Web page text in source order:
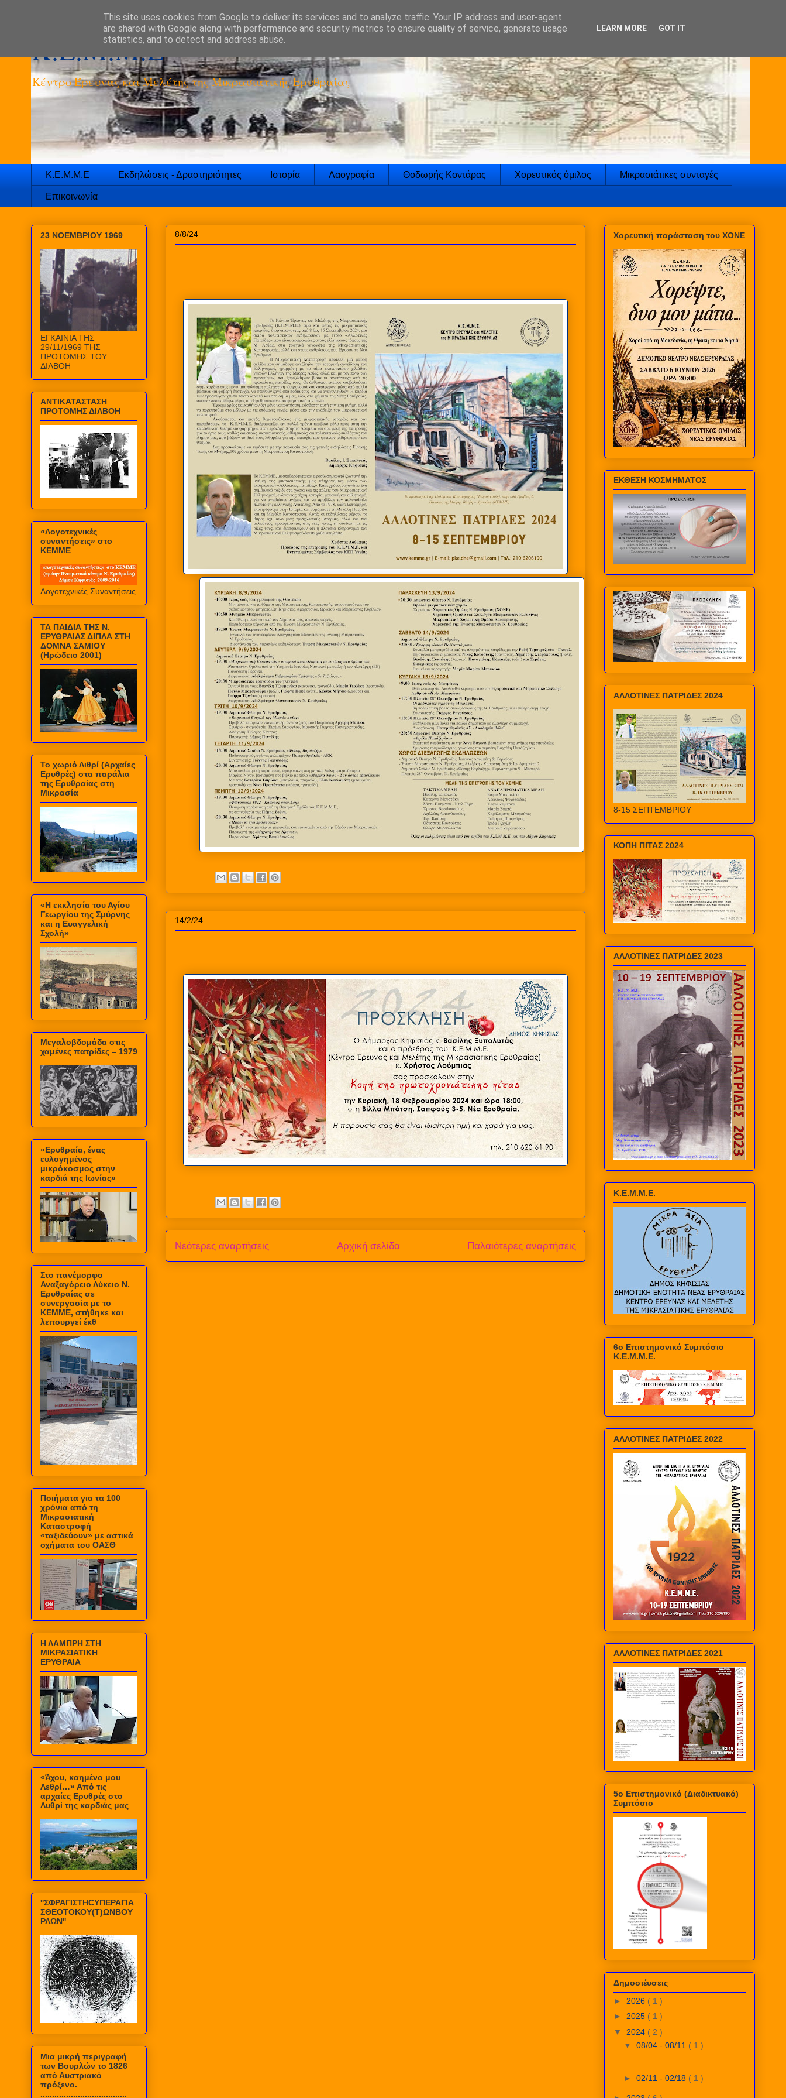
K.E.M.M.E
Κέντρο Έρευνας και Μελέτης της Μικρασιατικής Ερυθραίας
Κ.Ε.Μ.Μ.Ε Εκδηλώσεις - Δραστηριότητες Ιστορία Λαογραφία Θοδωρής Κοντάρας Χορευτικός όμιλος Μικρασιάτικες συνταγές
Επικοινωνία
8/8/24
14/2/24
Νεότερες αναρτήσεις Παλαιότερες αναρτήσεις
Αρχική σελίδα
23 ΝΟΕΜΒΡΙΟΥ 1969
ΕΓΚΑΙΝΙΑ ΤΗΣ
29/11/1969 ΤΗΣ
ΠΡΟΤΟΜΗΣ ΤΟΥ
ΔΙΛΒΟΗ
ΑΝΤΙΚΑΤΑΣΤΑΣΗ
ΠΡΟΤΟΜΗΣ ΔΙΛΒΟΗ
«Λογοτεχνικές
συναντήσεις» στο
ΚΕΜΜΕ
Λογοτεχνικές Συναντήσεις
ΤΑ ΠΑΙΔΙΑ ΤΗΣ Ν.
ΕΡΥΘΡΑΙΑΣ ΔΙΠΛΑ ΣΤΗ
ΔΟΜΝΑ ΣΑΜΙΟΥ
(Ηρώδειο 2001)
Το χωριό Λιθρί (Αρχαίες
Ερυθρές) στα παράλια
της Ερυθραίας στη
Μικρασία
«Η εκκλησία του Αγίου
Γεωργίου της Σμύρνης
και η Ευαγγελική
Σχολή»
Μεγαλοβδομάδα στις
χαμένες πατρίδες – 1979
«Ερυθραία, ένας
ευλογημένος
μικρόκοσμος στην
καρδιά της Ιωνίας»
Στο πανέμορφο
Αναξαγόρειο Λύκειο Ν.
Ερυθραίας σε
συνεργασία με το
ΚΕΜΜΕ, στήθηκε και
λειτουργεί έκθ
Ποιήματα για τα 100
χρόνια από τη
Μικρασιατική
Καταστροφή
«ταξιδεύουν» με αστικά
οχήματα του ΟΑΣΘ
Η ΛΑΜΠΡΗ ΣΤΗ
ΜΙΚΡΑΣΙΑΤΙΚΗ
ΕΡΥΘΡΑΙΑ
«Άχου, καημένο μου
Λεθρί…» Από τις
αρχαίες Ερυθρές στο
Λυθρί της καρδιάς μας
''ΣΦΡΑΓΙΣΤΗCΥΠΕΡΑΓΙΑ
ΣΘΕΟΤΟΚΟΥ(Τ)ΩΝΒΟΥ
ΡΛΩΝ''
Mια μικρή περιγραφή
των Βουρλών το 1826
από Αυστριακό
πρόξενο.
.....................................
Χορευτική παράσταση του ΧΟΝΕ
ΕΚΘΕΣΗ ΚΟΣΜΗΜΑΤΟΣ
ΑΛΛΟΤΙΝΕΣ ΠΑΤΡΙΔΕΣ 2024
8-15 ΣΕΠΤΕΜΒΡΙΟΥ
ΚΟΠΗ ΠΙΤΑΣ 2024
ΑΛΛΟΤΙΝΕΣ ΠΑΤΡΙΔΕΣ 2023
Κ.Ε.Μ.Μ.Ε.
6ο Επιστημονικό Συμπόσιο
Κ.Ε.Μ.Μ.Ε.
ΑΛΛΟΤΙΝΕΣ ΠΑΤΡΙΔΕΣ 2022
ΑΛΛΟΤΙΝΕΣ ΠΑΤΡΙΔΕΣ 2021
5ο Επιστημονικό (Διαδικτυακό)
Συμπόσιο
Δημοσιέυσεις
► 2026 ( 1 )
► 2025 ( 1 )
▼ 2024 ( 2 )
▼ 08/04 - 08/11 ( 1 )
► 02/11 - 02/18 ( 1 )
This site uses cookies from Google to deliver its services and to analyze traffic. Your IP address and user-agent
are shared with Google along with performance and security metrics to ensure quality of service, generate usage
statistics, and to detect and address abuse.
LEARN MORE GOT IT